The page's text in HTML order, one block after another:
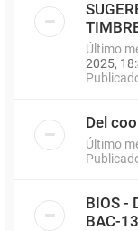
Último
2025,
Del
Último
BIOS -
BAC-